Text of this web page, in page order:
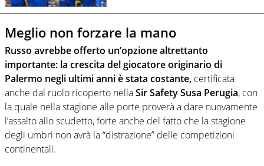
Meglio non forzare la mano
Russo avrebbe offerto un’opzione altrettanto
importante: la crescita del giocatore originario di
Palermo negli ultimi anni è stata costante, certificata
anche dal ruolo ricoperto nellaSir Safety Susa Perugia, con
la quale nella stagione alle porte proverà a dare nuovamente
l’assalto allo scudetto, forte anche del fatto che la stagione
degli umbri non avrà la “distrazione” delle competizioni
continentali.